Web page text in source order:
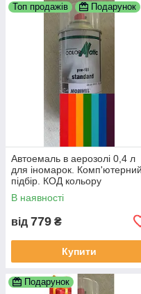
Топ продажів Подарунок
Автоемаль в аерозолі 0,4 л
для іномарок. Комп'ютерний
підбір. КОД кольору
ОБОВЯЗКОВИЙ!!! По VIN
коду не працюемо!!!
В наявності
від 779 ₴
Купити
Подарунок